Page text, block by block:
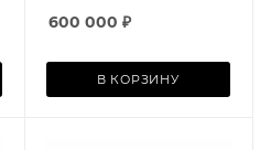
600 000 ₽
В КОРЗИНУ